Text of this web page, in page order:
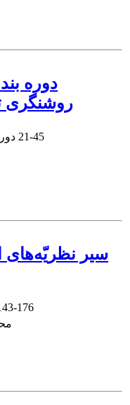
دوره
روشنگری تا
21-45
سیر نظریّه‌های
176